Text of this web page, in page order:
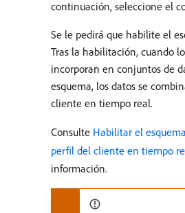
continuación, seleccione el
Se le pedirá que habilite el
Tras la habilitación, cuando
incorporan en conjuntos de
esquema, los datos se
cliente en tiempo real.
Consulte Habilitar el
perfil del cliente en tiempo
información.